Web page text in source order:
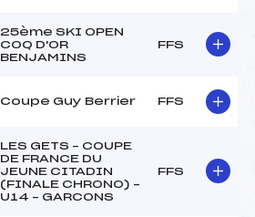
25ème SKI OPEN
COQ D'OR
BENJAMINS
FFS
Coupe Guy Berrier FFS
LES GETS – COUPE
DE FRANCE DU
JEUNE CITADIN
(FINALE CHRONO) –
U14 – GARCONS
FFS